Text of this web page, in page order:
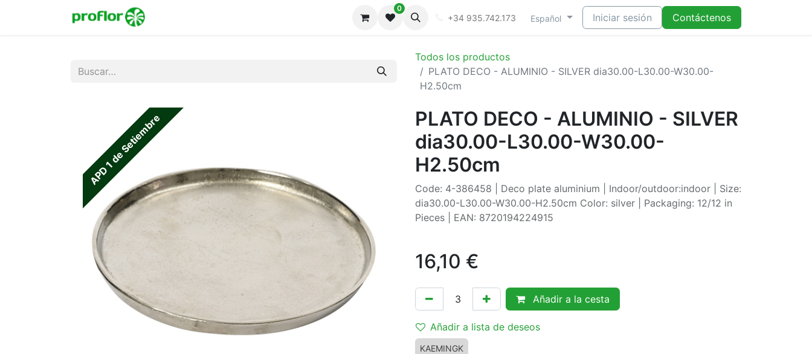
0
+34 935.742.173 Español Iniciar sesión Contáctenos
Todos los productos
PLATO DECO - ALUMINIO - SILVER dia30.00-L30.00-W30.00-
H2.50cm
APD 1 de Setiembre
PLATO DECO - ALUMINIO - SILVER
dia30.00-L30.00-W30.00-
H2.50cm
Code: 4-386458 | Deco plate aluminium | Indoor/outdoor:indoor | Size:
dia30.00-L30.00-W30.00-H2.50cm Color: silver | Packaging: 12/12 in
Pieces | EAN: 8720194224915
16,10 €
Añadir a la cesta
Añadir a lista de deseos
KAEMINGK